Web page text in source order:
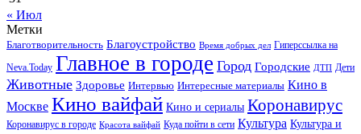
« Июл
Метки
Благотворительность Благоустройство Время добрых дел Гиперссылка на
Neva.Today Главное в городе Город Городские ДТП Дети
Животные Здоровье Интервью Интересные материалы Кино в
Москве Кино вайфай Кино и сериалы Коронавирус
Коронавирус в городе Красота вайфай Куда пойти в сети Культура Культура и